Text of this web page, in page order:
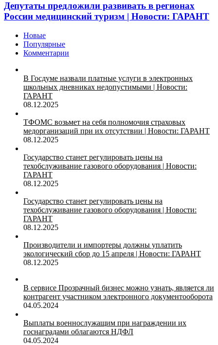
Депутаты предложили развивать в регионах
России медицинский туризм | Новости: ГАРАНТ
Новые
Популярные
Комментарии
В Госдуме назвали платные услуги в электронных
школьных дневниках недопустимыми | Новости:
ГАРАНТ
08.12.2025
ТФОМС возьмет на себя полномочия страховых
медорганизаций при их отсутствии | Новости: ГАРАНТ
08.12.2025
Государство станет регулировать цены на
техобслуживание газового оборудования | Новости:
ГАРАНТ
08.12.2025
Государство станет регулировать цены на
техобслуживание газового оборудования | Новости:
ГАРАНТ
08.12.2025
Производители и импортеры должны уплатить
экологический сбор до 15 апреля | Новости: ГАРАНТ
08.12.2025
В сервисе Прозрачный бизнес можно узнать, является ли
контрагент участником электронного документооборота
04.05.2024
Выплаты военнослужащим при награждении их
госнаградами облагаются НДФЛ
04.05.2024